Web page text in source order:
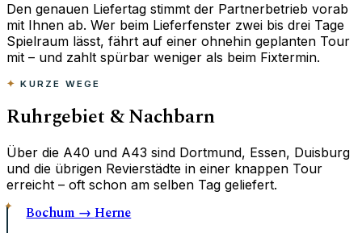
Den genauen Liefertag stimmt der Partnerbetrieb vorab
mit Ihnen ab. Wer beim Lieferfenster zwei bis drei Tage
Spielraum lässt, fährt auf einer ohnehin geplanten Tour
mit – und zahlt spürbar weniger als beim Fixtermin.
KURZE WEGE
Ruhrgebiet & Nachbarn
Über die A40 und A43 sind Dortmund, Essen, Duisburg
und die übrigen Revierstädte in einer knappen Tour
erreicht – oft schon am selben Tag geliefert.
Bochum →Herne